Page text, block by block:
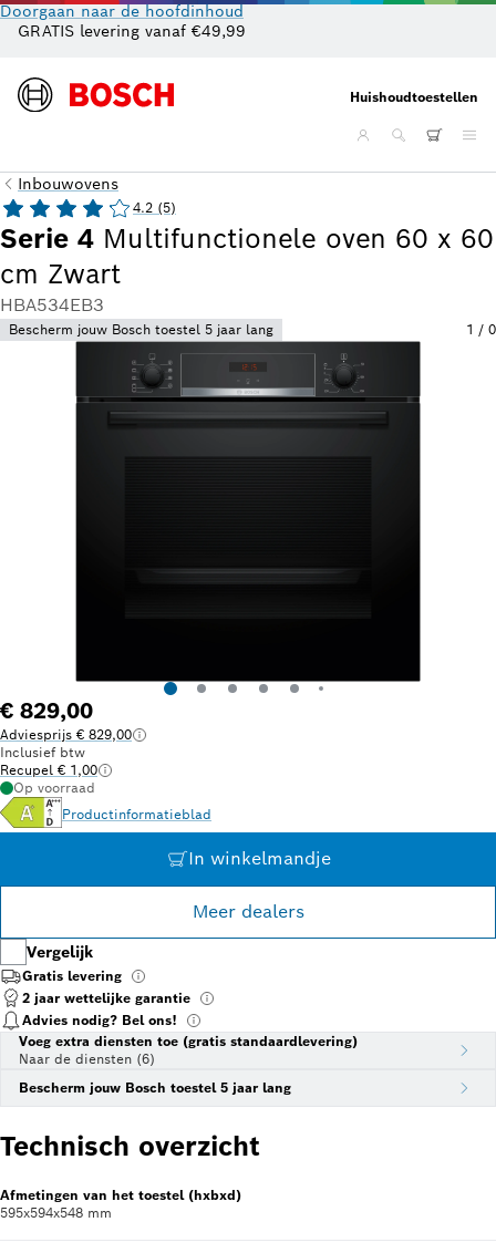
Doorgaan naar de hoofdinhoud
GRATIS levering vanaf €49,99
Huishoudtoestellen
Inbouwovens
Serie 4 Multifunctionele oven 60 x 60
cm Zwart
HBA534EB3
4.2 (5)
Bescherm jouw Bosch toestel 5 jaar lang 1 / 0
€ 829,00
Adviesprijs € 829,00
Inclusief btw
Recupel € 1,00
Op voorraad
Productinformatieblad
In winkelmandje
Meer dealers
Vergelijk
Gratis levering
2 jaar wettelijke garantie
Advies nodig? Bel ons!
Voeg extra diensten toe (gratis standaardlevering)
Naar de diensten (6)
Bescherm jouw Bosch toestel 5 jaar lang
Technisch overzicht
Afmetingen van het toestel (hxbxd)
595x594x548 mm